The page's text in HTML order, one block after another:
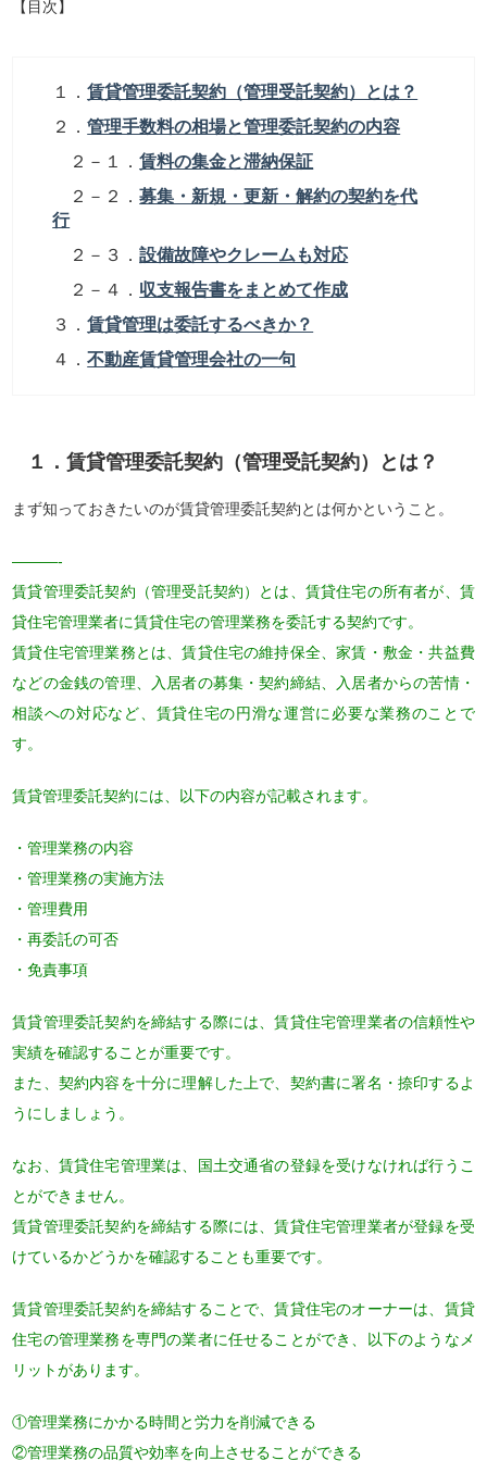
【目次】
１．賃貸管理委託契約（管理受託契約）とは？
２．管理手数料の相場と管理委託契約の内容
２－１．賃料の集金と滞納保証
２－２．募集・新規・更新・解約の契約を代
行
２－３．設備故障やクレームも対応
２－４． 収支報告書をまとめて作成
３．賃貸管理は委託するべきか？
４．不動産賃貸管理会社の一句
１．賃貸管理委託契約（管理受託契約）とは？
まず知っておきたいのが賃貸管理委託契約とは何かということ。
———-
賃貸管理委託契約（管理受託契約）とは、賃貸住宅の所有者が、賃
貸住宅管理業者に賃貸住宅の管理業務を委託する契約です。
賃貸住宅管理業務とは、賃貸住宅の維持保全、家賃・敷金・共益費
などの金銭の管理、入居者の募集・契約締結、入居者からの苦情・
相談への対応など、賃貸住宅の円滑な運営に必要な業務のことで
す。
賃貸管理委託契約には、以下の内容が記載されます。
・管理業務の内容
・管理業務の実施方法
・管理費用
・再委託の可否
・免責事項
賃貸管理委託契約を締結する際には、賃貸住宅管理業者の信頼性や
実績を確認することが重要です。
また、契約内容を十分に理解した上で、契約書に署名・捺印するよ
うにしましょう。
なお、賃貸住宅管理業は、国土交通省の登録を受けなければ行うこ
とができません。
賃貸管理委託契約を締結する際には、賃貸住宅管理業者が登録を受
けているかどうかを確認することも重要です。
賃貸管理委託契約を締結することで、賃貸住宅のオーナーは、賃貸
住宅の管理業務を専門の業者に任せることができ、以下のようなメ
リットがあります。
①管理業務にかかる時間と労力を削減できる
②管理業務の品質や効率を向上させることができる